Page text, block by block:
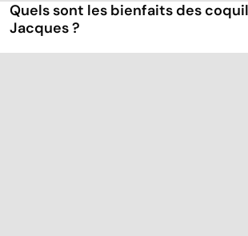
Quels sont les bienfaits des
Jacques ?